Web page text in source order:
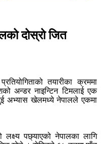
दोस्रो जित
तयारीका क्रममा
अन्डर नाइन्टिन टिमलाई एक
अभ्यास खेलमध्ये नेपालले एकमा
पछ्याएको नेपालका लागि